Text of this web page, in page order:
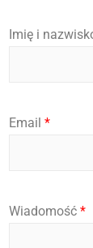
Imię i
Email *
*
Wiadomość *